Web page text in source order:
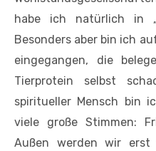
habe ich natürlich in
Besonders aber bin ich
eingegangen, die
Tierprotein selbst
spiritueller Mensch bin
viele große Stimmen:
Außen werden wir